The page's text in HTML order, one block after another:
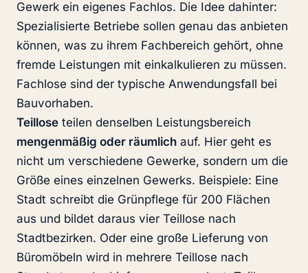
Gewerk ein eigenes Fachlos. Die Idee dahinter:
Spezialisierte Betriebe sollen genau das anbieten
können, was zu ihrem Fachbereich gehört, ohne
fremde Leistungen mit einkalkulieren zu müssen.
Fachlose sind der typische Anwendungsfall bei
Bauvorhaben.
Teillose teilen denselben Leistungsbereich
mengenmäßig oder räumlich auf. Hier geht es
nicht um verschiedene Gewerke, sondern um die
Größe eines einzelnen Gewerks. Beispiele: Eine
Stadt schreibt die Grünpflege für 200 Flächen
aus und bildet daraus vier Teillose nach
Stadtbezirken. Oder eine große Lieferung von
Büromöbeln wird in mehrere Teillose nach